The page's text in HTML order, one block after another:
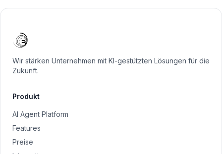
Wir stärken Unternehmen mit KI-gestützten Lösungen für die
Zukunft.
Produkt
AI Agent Platform
Features
Preise